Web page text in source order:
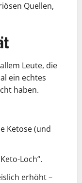
Quellen,
Leute, die
ein echtes
haben.
Ketose (und
Loch“.
erhöht –